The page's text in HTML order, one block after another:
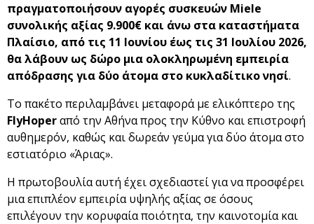
πραγματοποιήσουν αγορές συσκευών Miele
συνολικής αξίας 9.900€ και άνω στα καταστήματα
Πλαίσιο, από τις 11 Ιουνίου έως τις 31 Ιουλίου 2026,
θα λάβουν ως δώρο μια ολοκληρωμένη εμπειρία
απόδρασης για δύο άτομα στο κυκλαδίτικο νησί.
Το πακέτο περιλαμβάνει μεταφορά με ελικόπτερο της
FlyHoperαπό την Αθήνα προς την Κύθνο και επιστροφή
αυθημερόν, καθώς και δωρεάν γεύμα για δύο άτομα στο
εστιατόριο «Άριας».
Η πρωτοβουλία αυτή έχει σχεδιαστεί για να προσφέρει
μια επιπλέον εμπειρία υψηλής αξίας σε όσους
επιλέγουν την κορυφαία ποιότητα, την καινοτομία και